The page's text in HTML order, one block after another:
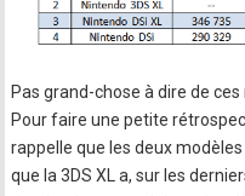
Pas grand-chose à dire de
Pour faire une petite
rappelle que les deux
que la 3DS XL a, sur les